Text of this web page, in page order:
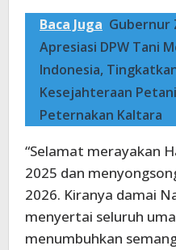
Baca Juga Gubernur
Apresiasi DPW Tani
Indonesia,
Kesejahteraan
Peternakan Kaltara
“Selamat merayakan
2025 dan
2026. Kiranya damai
menyertai seluruh
menumbuhkan